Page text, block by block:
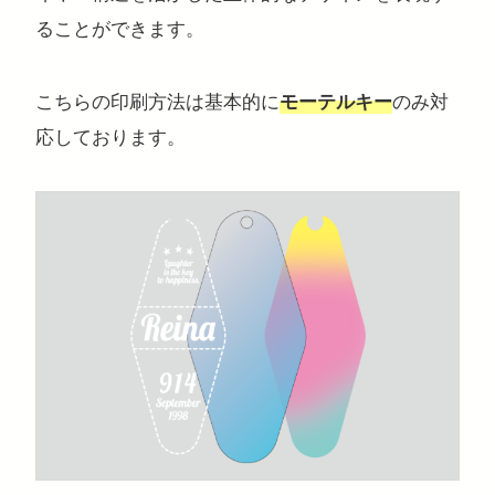
ることができます。
こちらの印刷方法は基本的にモーテルキーのみ対
応しております。